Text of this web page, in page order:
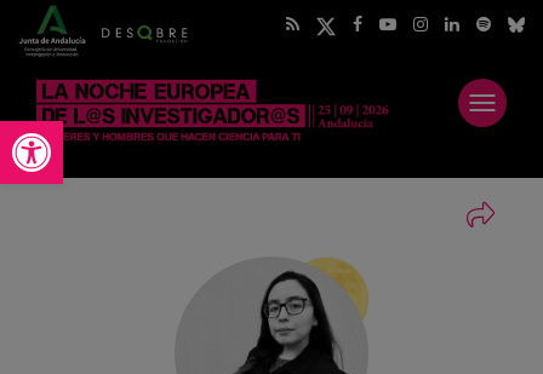
Abrir barra de herramientas
Abrir
menú